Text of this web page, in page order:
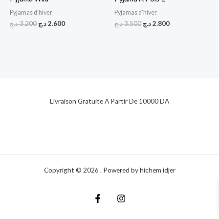
Pyjamas d'hiver
3.200د.ج 2.600د.ج
Pyjamas d'hiver
3.500د.ج 2.800د.ج
Livraison Gratuite A Partir De 10000 DA
Copyright © 2026 . Powered by hichem idjer